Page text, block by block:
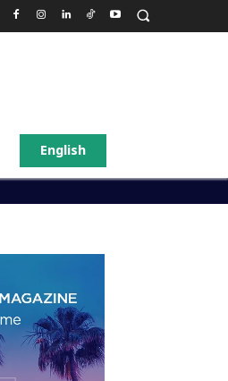
English